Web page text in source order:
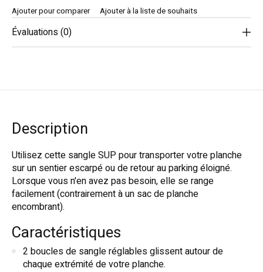
Ajouter pour comparer Ajouter à la liste de souhaits
Évaluations (0)
Description
Utilisez cette sangle SUP pour transporter votre planche
sur un sentier escarpé ou de retour au parking éloigné.
Lorsque vous n'en avez pas besoin, elle se range
facilement (contrairement à un sac de planche
encombrant).
Caractéristiques
2 boucles de sangle réglables glissent autour de
chaque extrémité de votre planche.